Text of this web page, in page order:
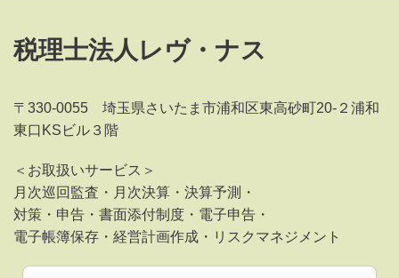
税理士法人レヴ・ナス
〒330-0055 埼玉県さいたま市浦和区東高砂町20‐２浦和
東口KSビル３階
＜お取扱いサービス＞
月次巡回監査・月次決算・決算予測・
対策・申告・書面添付制度・電子申告・
電子帳簿保存・経営計画作成・リスクマネジメント